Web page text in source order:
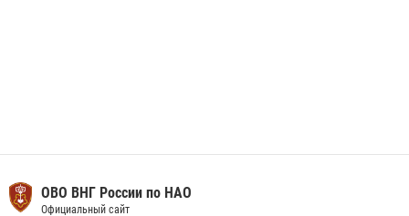
ОВО ВНГ России по НАО
Официальный сайт